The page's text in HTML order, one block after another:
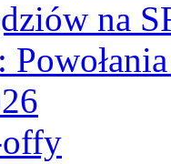
na
offy